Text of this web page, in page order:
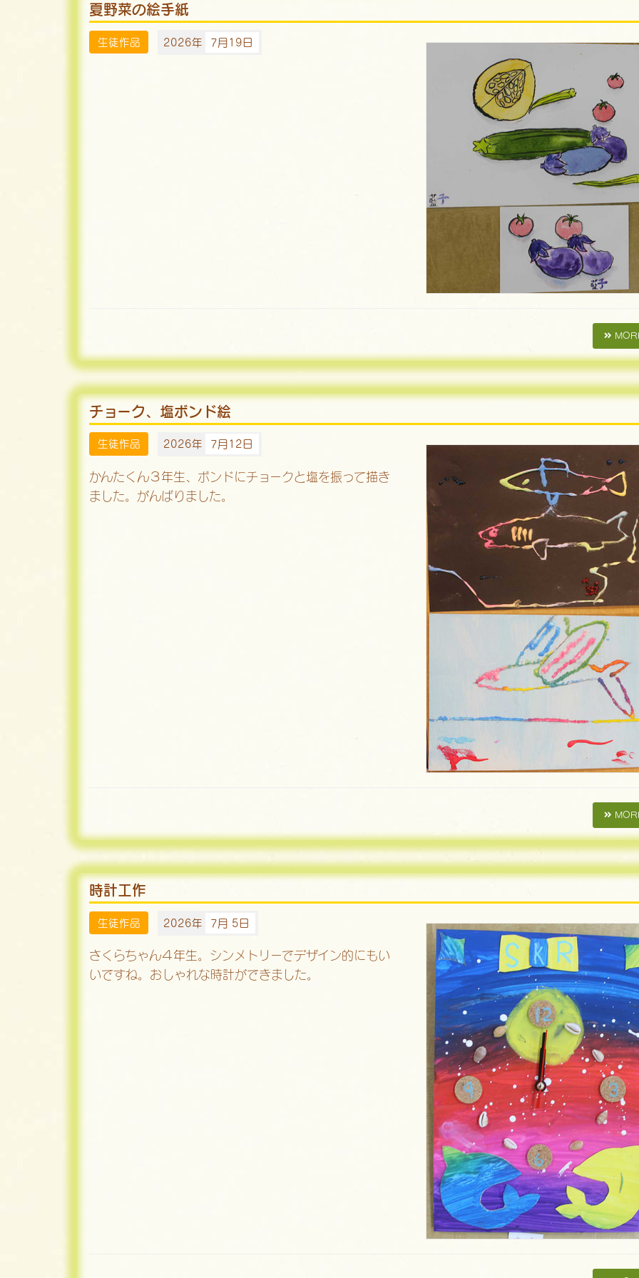
夏野菜の絵手紙
生徒作品 2026年 7月19日
チョーク、塩ボンド絵
生徒作品 2026年 7月12日
かんたくん３年生、ボンドにチョークと塩を振って描き
ました。がんばりました。
時計工作
生徒作品 2026年 7月 5日
さくらちゃん４年生。シンメトリーでデザイン的にもい
いですね。おしゃれな時計ができました。